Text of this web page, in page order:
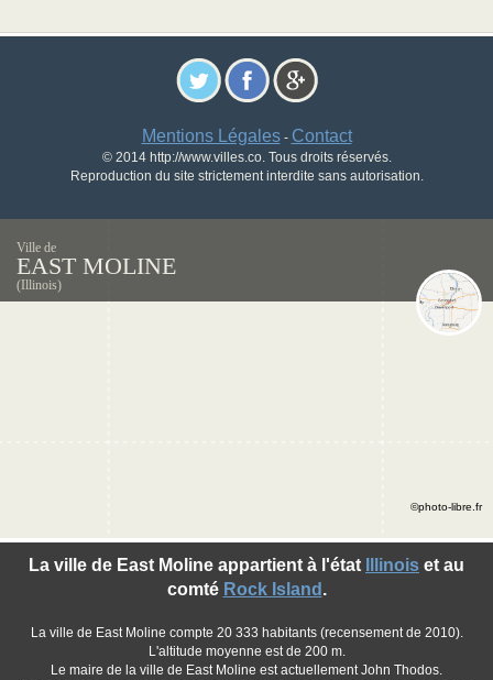
Mentions Légales- Contact
© 2014 http://www.villes.co. Tous droits réservés.
Reproduction du site strictement interdite sans autorisation.
Ville de
EAST MOLINE
(Illinois)
La ville de East Moline appartient à l'état Illinois et au
comté Rock Island .
La ville de East Moline compte 20 333 habitants (recensement de 2010).
L'altitude moyenne est de 200 m.
Le maire de la ville de East Moline est actuellement John Thodos.
©photo-libre.fr